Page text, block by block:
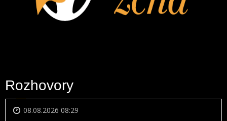
Rozhovory
08.08.2026 08:29